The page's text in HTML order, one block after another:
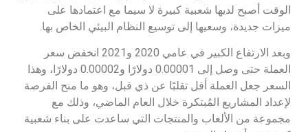
الوقت أصبح لديها شعبية كبيرة لا سيما مع اعتمادها على
ميزات جديدة، وسعيها إلى توسيع النظام البيئي الخاص بها.
وبعد الارتفاع الكبير في عامي 2020 و2021 انخفض سعر
العملة حتى وصل إلى 0.00001 دولارًا و0.00002 دولارًا، وهذا
السعر جعل العملة أقل تقلبًا عن ذي قبل، وهو ما منح الفرصة
لإعداد المشاريع المُبتكرة خلال العام الماضي، وذلك مع
مجموعة من الألعاب والمنتجات التي ساعدت على بناء شعبية